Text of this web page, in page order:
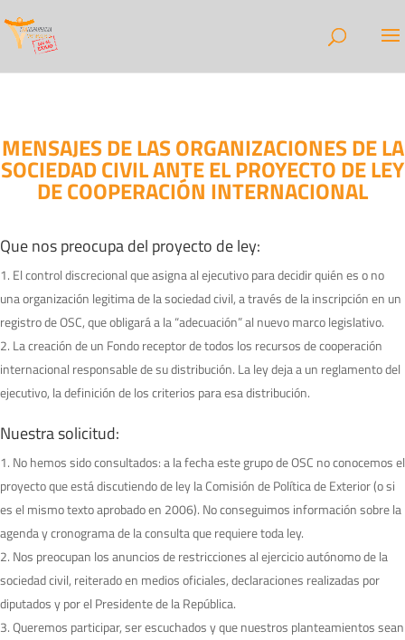
MENSAJES DE LAS ORGANIZACIONES DE LA
SOCIEDAD CIVIL ANTE EL PROYECTO DE LEY
DE COOPERACIÓN INTERNACIONAL
Que nos preocupa del proyecto de ley:
El control discrecional que asigna al ejecutivo para decidir quién es o no
una organización legitima de la sociedad civil, a través de la inscripción en un
registro de OSC, que obligará a la “adecuación” al nuevo marco legislativo.
La creación de un Fondo receptor de todos los recursos de cooperación
internacional responsable de su distribución. La ley deja a un reglamento del
ejecutivo, la definición de los criterios para esa distribución.
Nuestra solicitud:
No hemos sido consultados: a la fecha este grupo de OSC no conocemos el
proyecto que está discutiendo de ley la Comisión de Política de Exterior (o si
es el mismo texto aprobado en 2006). No conseguimos información sobre la
agenda y cronograma de la consulta que requiere toda ley.
Nos preocupan los anuncios de restricciones al ejercicio autónomo de la
sociedad civil, reiterado en medios oficiales, declaraciones realizadas por
diputados y por el Presidente de la República.
Queremos participar, ser escuchados y que nuestros planteamientos sean